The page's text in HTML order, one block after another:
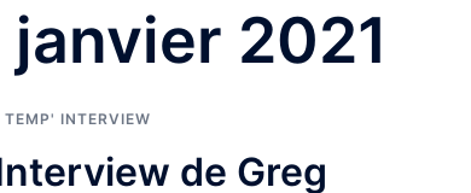
janvier 2021
TEMP' INTERVIEW
de Greg